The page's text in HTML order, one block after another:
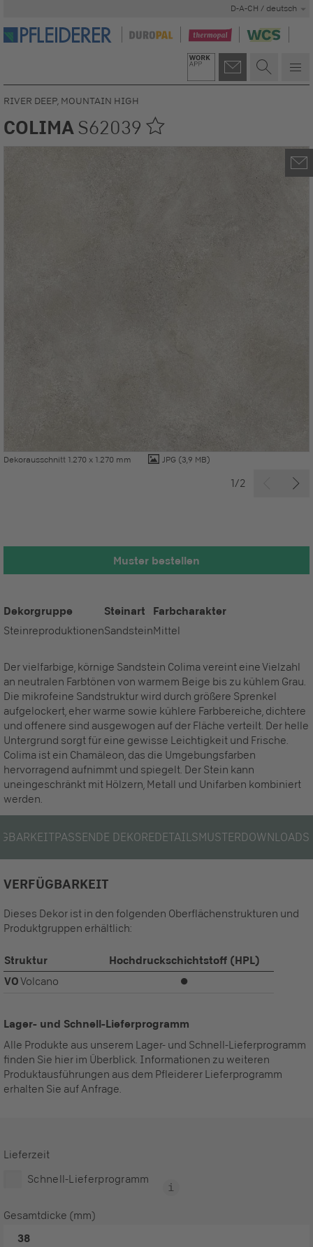
D-A-CH / deutsch
Dekorausschnitt 1.270 x 1.270 mm JPG (3,9 MB)
1/2
RIVER DEEP, MOUNTAIN HIGH
COLIMA S62039
Muster bestellen
Dekorgruppe
Steinreproduktionen
Steinart
Sandstein
Farbcharakter
Mittel
Der vielfarbige, körnige Sandstein Colima vereint eine Vielzahl
an neutralen Farbtönen von warmem Beige bis zu kühlem Grau.
Die mikrofeine Sandstruktur wird durch größere Sprenkel
aufgelockert, eher warme sowie kühlere Farbbereiche, dichtere
und offenere sind ausgewogen auf der Fläche verteilt. Der helle
Untergrund sorgt für eine gewisse Leichtigkeit und Frische.
Colima ist ein Chamäleon, das die Umgebungsfarben
hervorragend aufnimmt und spiegelt. Der Stein kann
uneingeschränkt mit Hölzern, Metall und Unifarben kombiniert
werden.
PASSENDE DEKOREDETAILSMUSTERDOWNLOADS
VERFÜGBARKEIT
Dieses Dekor ist in den folgenden Oberflächenstrukturen und
Produktgruppen erhältlich:
Struktur
Hochdruckschichtstoff (HPL)
VOVolcano ⏺
Lager- und Schnell-Lieferprogramm
Alle Produkte aus unserem Lager- und Schnell-Lieferprogramm
finden Sie hier im Überblick. Informationen zu weiteren
Produktausführungen aus dem Pfleiderer Lieferprogramm
erhalten Sie auf Anfrage.
Lieferzeit
Schnell-Lieferprogramm
Gesamtdicke (mm)
38